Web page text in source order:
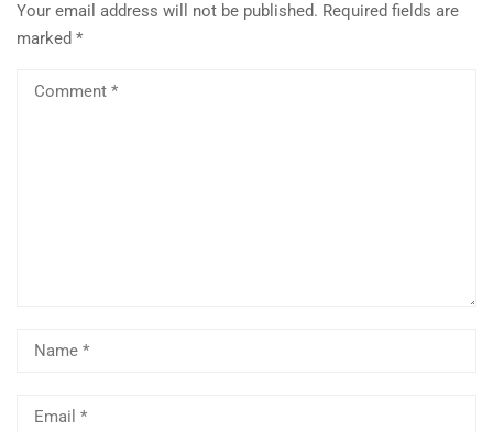
Your email address will not be published. Required fields are
marked *